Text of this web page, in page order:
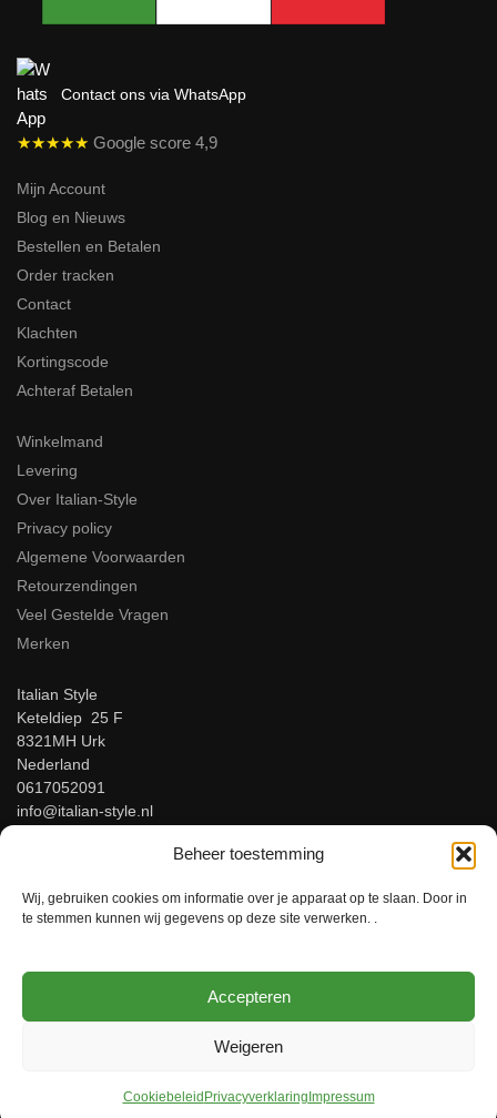
Beheer toestemming
Wij, gebruiken cookies om informatie over je apparaat op te slaan. Door in
te stemmen kunnen wij gegevens op deze site verwerken. .
Accepteren
Weigeren
Cookiebeleid Privacyverklaring Impressum
Contact ons via WhatsApp
★★★★★ Google score 4,9
Mijn Account
Blog en Nieuws
Bestellen en Betalen
Order tracken
Contact
Klachten
Kortingscode
Achteraf Betalen
Winkelmand
Levering
Over Italian-Style
Privacy policy
Algemene Voorwaarden
Retourzendingen
Veel Gestelde Vragen
Merken
Italian Style
Keteldiep 25 F
8321MH Urk
Nederland
0617052091
info@italian-style.nl
BTW: NL866816483B01
Beoordeel ons op Google!